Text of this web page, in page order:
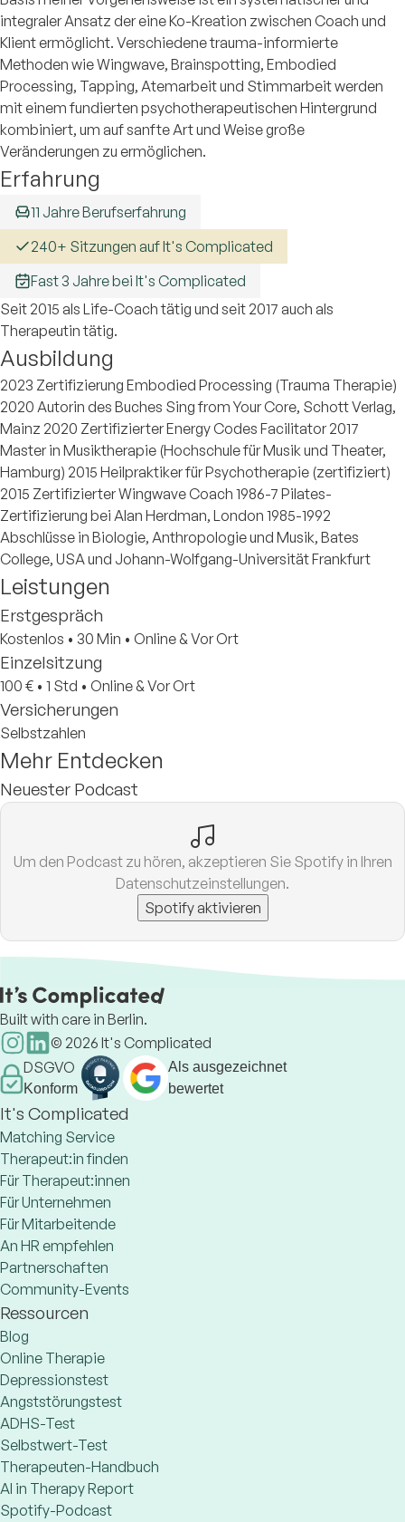
integraler Ansatz der eine Ko-Kreation zwischen Coach und
Klient ermöglicht. Verschiedene trauma-informierte
Methoden wie Wingwave, Brainspotting, Embodied
Processing, Tapping, Atemarbeit und Stimmarbeit werden
mit einem fundierten psychotherapeutischen Hintergrund
kombiniert, um auf sanfte Art und Weise große
Veränderungen zu ermöglichen.
Erfahrung
11 Jahre Berufserfahrung
240+ Sitzungen auf It's Complicated
Fast 3 Jahre bei It's Complicated
Seit 2015 als Life-Coach tätig und seit 2017 auch als
Therapeutin tätig.
Ausbildung
2023 Zertifizierung Embodied Processing (Trauma Therapie)
2020 Autorin des Buches Sing from Your Core, Schott Verlag,
Mainz 2020 Zertifizierter Energy Codes Facilitator 2017
Master in Musiktherapie (Hochschule für Musik und Theater,
Hamburg) 2015 Heilpraktiker für Psychotherapie (zertifiziert)
2015 Zertifizierter Wingwave Coach 1986-7 Pilates-
Zertifizierung bei Alan Herdman, London 1985-1992
Abschlüsse in Biologie, Anthropologie und Musik, Bates
College, USA und Johann-Wolfgang-Universität Frankfurt
Leistungen
Erstgespräch
Kostenlos • 30 Min • Online & Vor Ort
Einzelsitzung
100 € • 1 Std • Online & Vor Ort
Versicherungen
Selbstzahlen
Mehr Entdecken
Neuester Podcast
Um den Podcast zu hören, akzeptieren Sie Spotify in Ihren
Datenschutzeinstellungen.
Spotify aktivieren
Built with care in Berlin.
© 2026 It's Complicated
DSGVO
Konform
Als ausgezeichnet
bewertet
It's Complicated
Matching Service
Therapeut:in finden
Für Therapeut:innen
Für Unternehmen
Für Mitarbeitende
An HR empfehlen
Partnerschaften
Community-Events
Ressourcen
Blog
Online Therapie
Depressionstest
Angststörungstest
ADHS-Test
Selbstwert-Test
Therapeuten-Handbuch
AI in Therapy Report
Spotify-Podcast